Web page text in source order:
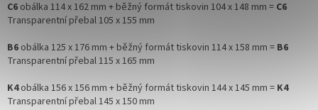
C6 obálka 114 x 162 mm + běžný formát tiskovin 104 x 148 mm = C6
Transparentní přebal 105 x 155 mm
B6 obálka 125 x 176 mm + běžný formát tiskovin 114 x 158 mm = B6
Transparentní přebal 115 x 165 mm
K4obálka 156 x 156 mm + běžný formát tiskovin 144 x 145 mm = K4
Transparentní přebal 145 x 150 mm